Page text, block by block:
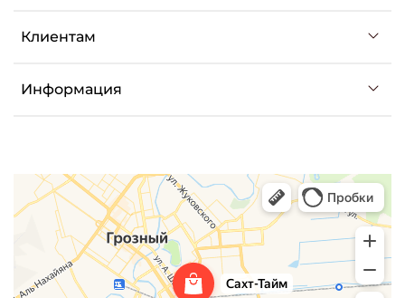
Клиентам
Информация